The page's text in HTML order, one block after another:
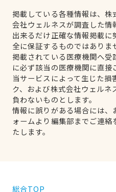
掲載している各種情報は、
会社ウェルネスが調査した情
出来るだけ正確な情報掲載
全に保証するものではありま
掲載されている医療機関へ
に必ず該当の医療機関に直接
当サービスによって生じた
ク、および株式会社ウェル
負わないものとします。
情報に誤りがある場合には
ォームより編集部までご連
たします。
総合TOP